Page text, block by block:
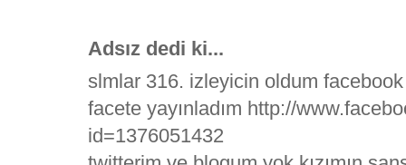
Adsız dedi ki...
slmlar 316. izleyicin oldum facebook
facete yayınladım http://
id=1376051432